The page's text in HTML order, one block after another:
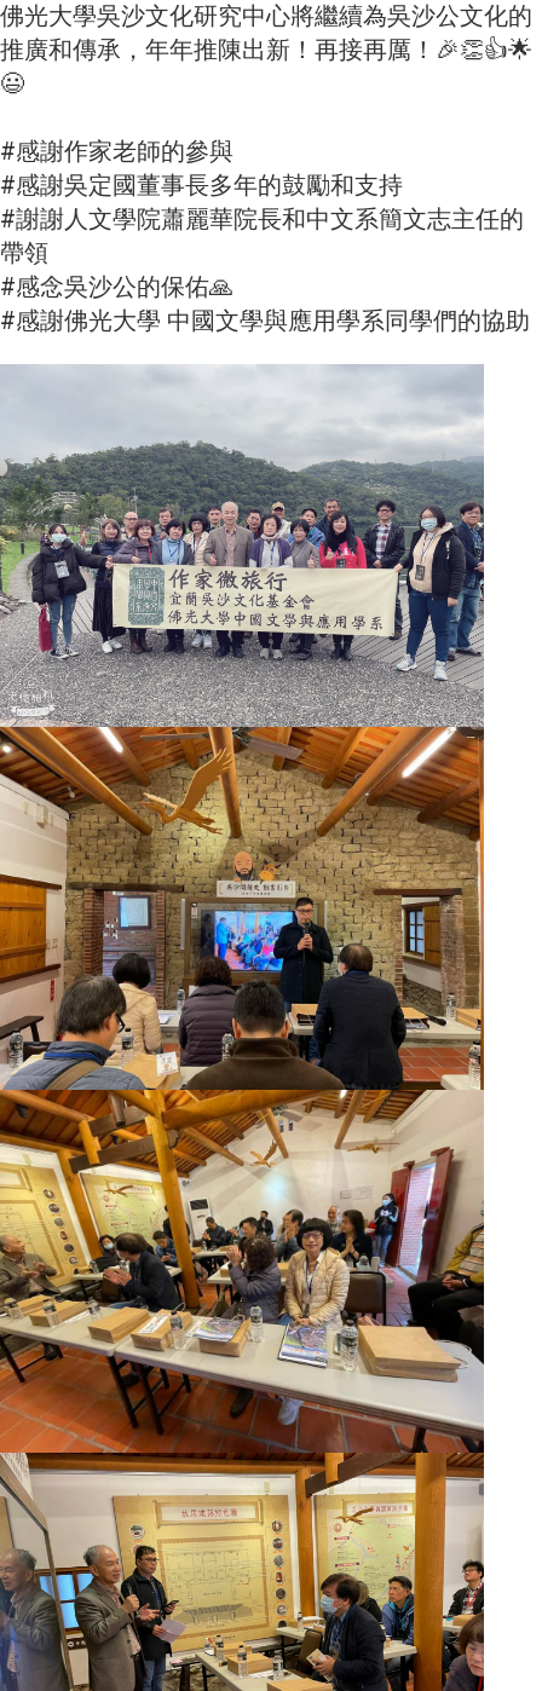
佛光大學吳沙文化研究中心將繼續為吳沙公文化的
推廣和傳承，年年推陳出新！再接再厲！🎉👏👍🌟
😃
#感謝作家老師的參與
#感謝吳定國董事長多年的鼓勵和支持
#謝謝人文學院蕭麗華院長和中文系簡文志主任的
帶領
#感念吳沙公的保佑🙏
#感謝佛光大學 中國文學與應用學系同學們的協助